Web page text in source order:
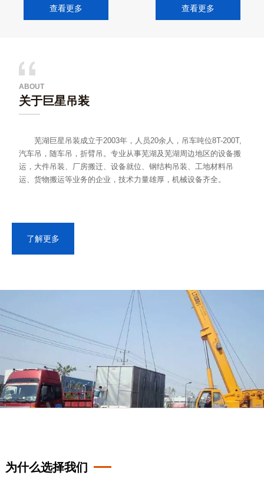
查看更多 查看更多
ABOUT
关于巨星吊装
芜湖巨星吊装成立于2003年，人员20余人，吊车吨位8T-200T,
汽车吊，随车吊，折臂吊。专业从事芜湖及芜湖周边地区的设备搬
运，大件吊装、厂房搬迁、设备就位、钢结构吊装、工地材料吊
运、货物搬运等业务的企业，技术力量雄厚，机械设备齐全。
了解更多
为什么选择我们